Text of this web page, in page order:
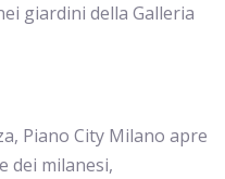
giardini della Galleria
Piano City Milano apre
dei milanesi,